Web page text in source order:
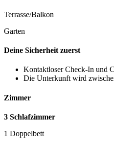
Terrasse/Balkon
Garten
Deine Sicherheit zuerst
Kontaktloser Check-In und
Die Unterkunft wird
Zimmer
3 Schlafzimmer
1 Doppelbett